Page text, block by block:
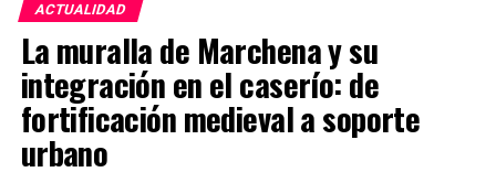
ACTUALIDAD
La muralla de Marchena y su
integración en el caserío: de
fortificación medieval a soporte
urbano